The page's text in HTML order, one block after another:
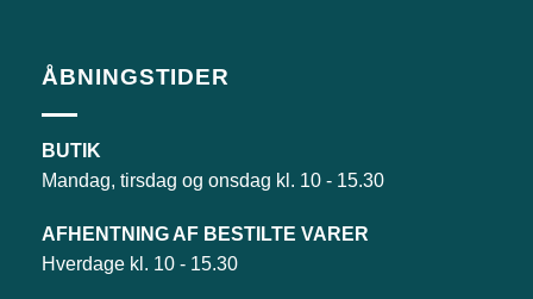
ÅBNINGSTIDER
BUTIK
Mandag, tirsdag og onsdag kl. 10 - 15.30
AFHENTNING AF BESTILTE VARER
Hverdage kl. 10 - 15.30